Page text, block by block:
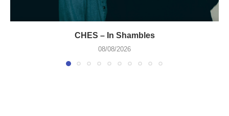
CHES – In Shambles
08/08/2026